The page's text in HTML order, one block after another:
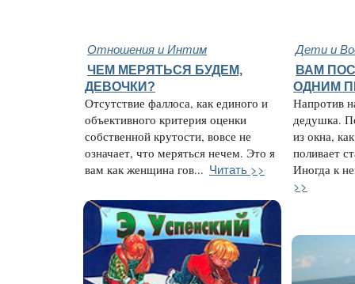
Отношения и Интим Дети и
ЧЕМ МЕРЯТЬСЯ БУДЕМ,
ДЕВОЧКИ?
Отсутствие фаллоса, как единого и
объективного критерия оценки
собственной крутости, вовсе не
означает, что меряться нечем. Это я
вам как женщина гов... Читать >>
ВАМ
ОДНИМ
Напротив
дедушка.
из окна,
поливает
Иногда к
>>